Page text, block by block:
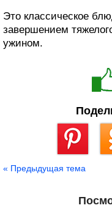
Это классическое
завершением
ужином.
« Предыдущая тема